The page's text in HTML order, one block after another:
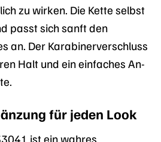
zu wirken. Die Kette selbst
passt sich sanft den
an. Der Karabinerverschluss
Halt und ein einfaches An-
für jeden Look
ist ein wahres